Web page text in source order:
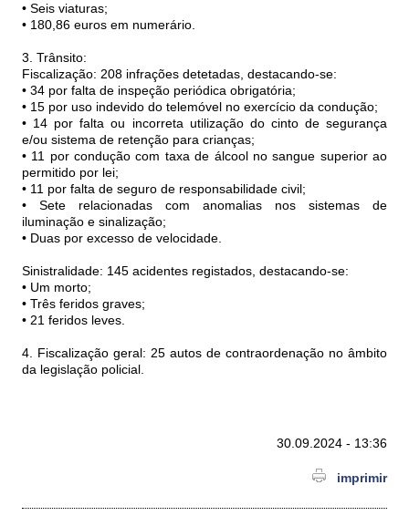
• Seis viaturas;
• 180,86 euros em numerário.
3. Trânsito:
Fiscalização: 208 infrações detetadas, destacando-se:
• 34 por falta de inspeção periódica obrigatória;
• 15 por uso indevido do telemóvel no exercício da condução;
• 14 por falta ou incorreta utilização do cinto de segurança
e/ou sistema de retenção para crianças;
• 11 por condução com taxa de álcool no sangue superior ao
permitido por lei;
• 11 por falta de seguro de responsabilidade civil;
• Sete relacionadas com anomalias nos sistemas de
iluminação e sinalização;
• Duas por excesso de velocidade.
Sinistralidade: 145 acidentes registados, destacando-se:
• Um morto;
• Três feridos graves;
• 21 feridos leves.
4. Fiscalização geral: 25 autos de contraordenação no âmbito
da legislação policial.
30.09.2024 - 13:36
imprimir